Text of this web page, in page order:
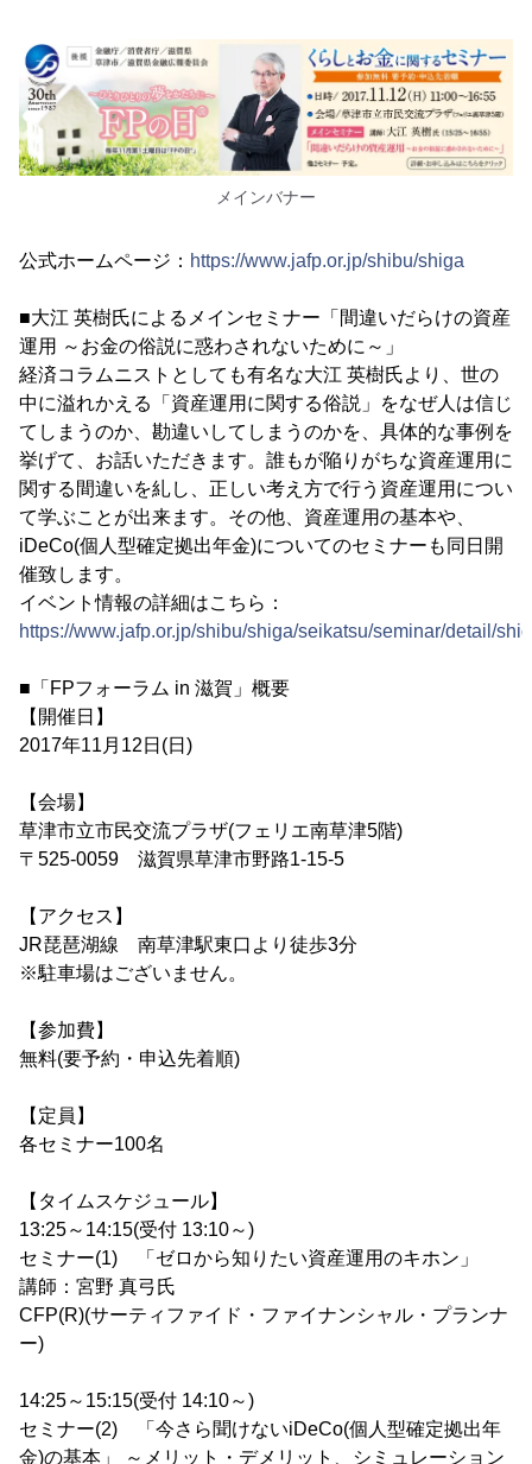
メインバナー
公式ホームページ： https://www.jafp.or.jp/shibu/shiga
■大江 英樹氏によるメインセミナー「間違いだらけの資産
運用 ～お金の俗説に惑わされないために～」
経済コラムニストとしても有名な大江 英樹氏より、世の
中に溢れかえる「資産運用に関する俗説」をなぜ人は信じ
てしまうのか、勘違いしてしまうのかを、具体的な事例を
挙げて、お話いただきます。誰もが陥りがちな資産運用に
関する間違いを糺し、正しい考え方で行う資産運用につい
て学ぶことが出来ます。その他、資産運用の基本や、
iDeCo(個人型確定拠出年金)についてのセミナーも同日開
催致します。
イベント情報の詳細はこちら：
https://www.jafp.or.jp/shibu/shiga/seikatsu/seminar/detail/
■「FPフォーラム in 滋賀」概要
【開催日】
2017年11月12日(日)
【会場】
草津市立市民交流プラザ(フェリエ南草津5階)
〒525-0059 滋賀県草津市野路1-15-5
【アクセス】
JR琵琶湖線 南草津駅東口より徒歩3分
※駐車場はございません。
【参加費】
無料(要予約・申込先着順)
【定員】
各セミナー100名
【タイムスケジュール】
13:25～14:15(受付 13:10～)
セミナー(1) 「ゼロから知りたい資産運用のキホン」
講師：宮野 真弓氏
CFP(R)(サーティファイド・ファイナンシャル・プランナ
ー)
14:25～15:15(受付 14:10～)
セミナー(2) 「今さら聞けないiDeCo(個人型確定拠出年
金)の基本」 ～メリット・デメリット、シミュレーション